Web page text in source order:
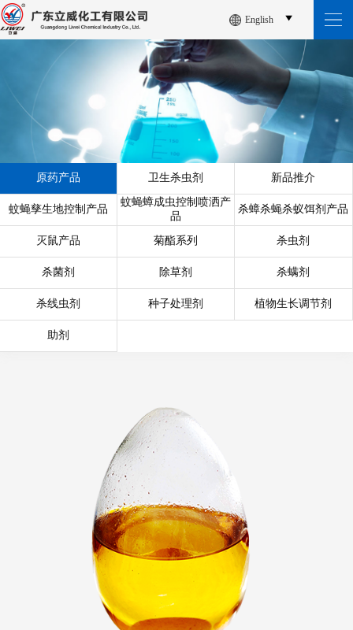
English
原药产品 卫生杀虫剂 新品推介
蚊蝇孳生地控制产品
蚊蝇蟑成虫控制喷洒产
品
杀蟑杀蝇杀蚁饵剂产品
灭鼠产品 菊酯系列 杀虫剂
杀菌剂 除草剂 杀螨剂
杀线虫剂 种子处理剂 植物生长调节剂
助剂